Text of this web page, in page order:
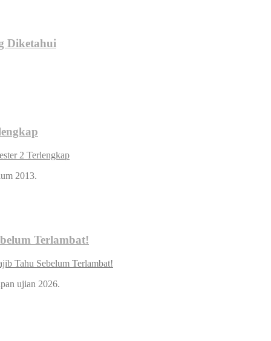
Diketahui
2 Terlengkap
2013.
Terlambat!
Tahu Sebelum Terlambat!
ujian 2026.